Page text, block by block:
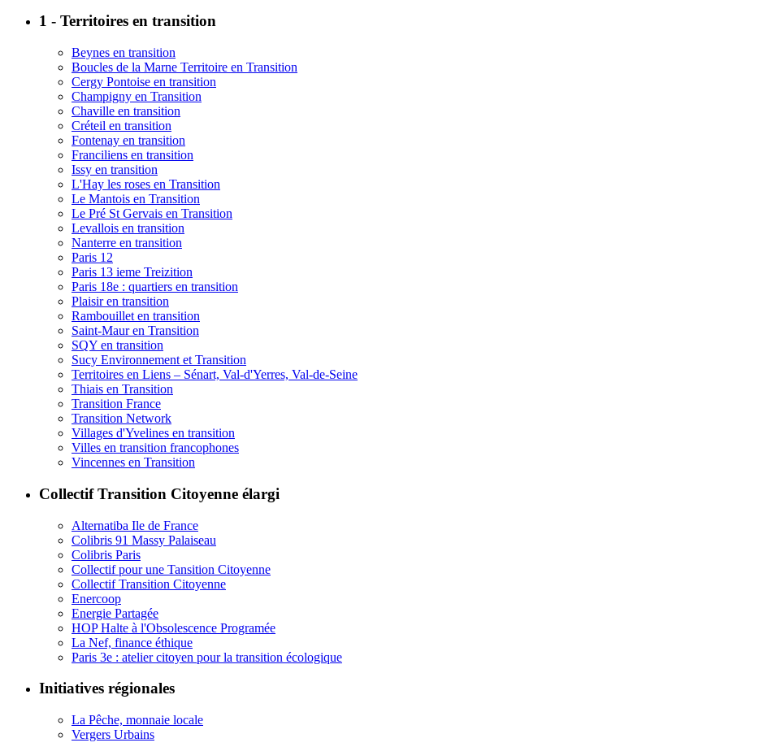
1 - Territoires en transition
Beynes en transition
Boucles de la Marne Territoire en Transition
Cergy Pontoise en transition
Champigny en Transition
Chaville en transition
Créteil en transition
Fontenay en transition
Franciliens en transition
Issy en transition
L'Hay les roses en Transition
Le Mantois en Transition
Le Pré St Gervais en Transition
Levallois en transition
Nanterre en transition
Paris 12
Paris 13 ieme Treizition
Paris 18e : quartiers en transition
Plaisir en transition
Rambouillet en transition
Saint-Maur en Transition
SQY en transition
Sucy Environnement et Transition
Territoires en Liens – Sénart, Val-d'Yerres, Val-de-Seine
Thiais en Transition
Transition France
Transition Network
Villages d'Yvelines en transition
Villes en transition francophones
Vincennes en Transition
Collectif Transition Citoyenne élargi
Alternatiba Ile de France
Colibris 91 Massy Palaiseau
Colibris Paris
Collectif pour une Tansition Citoyenne
Collectif Transition Citoyenne
Enercoop
Energie Partagée
HOP Halte à l'Obsolescence Programée
La Nef, finance éthique
Paris 3e : atelier citoyen pour la transition écologique
Initiatives régionales
La Pêche, monnaie locale
Vergers Urbains